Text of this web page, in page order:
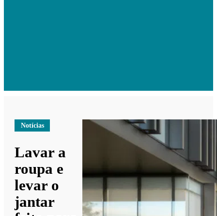
Notícias
Lavar a
roupa e
levar o
jantar